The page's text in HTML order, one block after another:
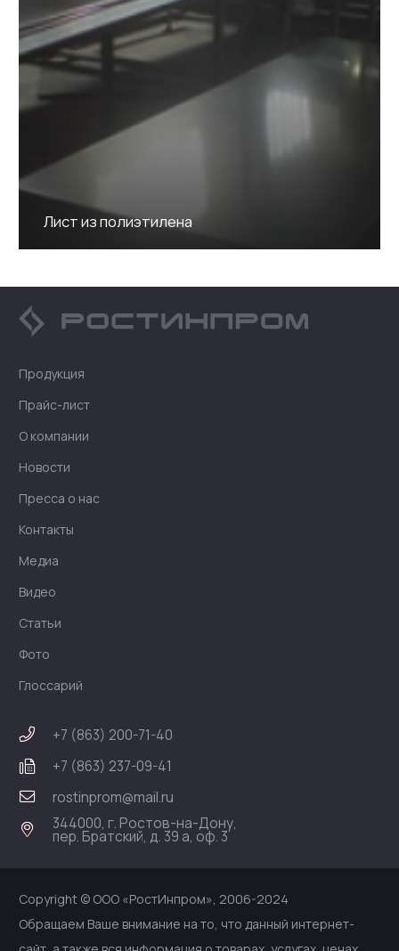
Лист из полиэтилена
Продукция
Прайс-лист
О компании
Новости
Пресса о нас
Контакты
Медиа
Видео
Статьи
Фото
Глоссарий
+7 (863) 200-71-40
+7 (863) 237-09-41
rostinprom@mail.ru
344000, г. Ростов-на-Дону,
пер. Братский, д. 39 а, оф. 3
Copyright © ООО «РостИнпром», 2006-2024
Обращаем Ваше внимание на то, что данный интернет-